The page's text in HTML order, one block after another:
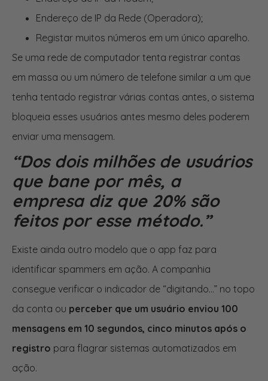
Endereço de IP da Rede (Operadora);
Registar muitos números em um único aparelho.
Se uma rede de computador tenta registrar contas
em massa ou um número de telefone similar a um que
tenha tentado registrar várias contas antes, o sistema
bloqueia esses usuários antes mesmo deles poderem
enviar uma mensagem.
“Dos dois milhões de usuários
que bane por mês, a
empresa diz que 20% são
feitos por esse método.”
Existe ainda outro modelo que o app faz para
identificar spammers em ação. A companhia
consegue verificar o indicador de “digitando…” no topo
da conta ou perceber que um usuário enviou 100
mensagens em 10 segundos, cinco minutos após o
registro para flagrar sistemas automatizados em
ação.